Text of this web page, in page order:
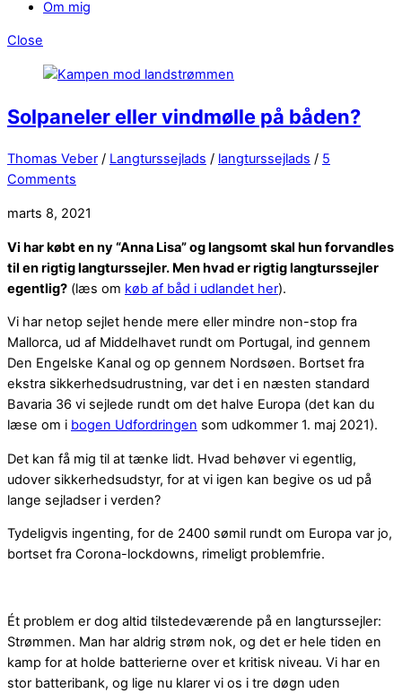
Om mig
Close
Solpaneler eller vindmølle på båden?
Thomas Veber / Langturssejlads / langturssejlads / 5
Comments
marts 8, 2021
Vi har købt en ny “Anna Lisa” og langsomt skal hun forvandles
til en rigtig langturssejler. Men hvad er rigtig langturssejler
egentlig? (læs om køb af båd i udlandet her).
Vi har netop sejlet hende mere eller mindre non-stop fra
Mallorca, ud af Middelhavet rundt om Portugal, ind gennem
Den Engelske Kanal og op gennem Nordsøen. Bortset fra
ekstra sikkerhedsudrustning, var det i en næsten standard
Bavaria 36 vi sejlede rundt om det halve Europa (det kan du
læse om i bogen Udfordringen som udkommer 1. maj 2021).
Det kan få mig til at tænke lidt. Hvad behøver vi egentlig,
udover sikkerhedsudstyr, for at vi igen kan begive os ud på
lange sejladser i verden?
Tydeligvis ingenting, for de 2400 sømil rundt om Europa var jo,
bortset fra Corona-lockdowns, rimeligt problemfrie.
Ét problem er dog altid tilstedeværende på en langturssejler:
Strømmen. Man har aldrig strøm nok, og det er hele tiden en
kamp for at holde batterierne over et kritisk niveau. Vi har en
stor batteribank, og lige nu klarer vi os i tre døgn uden